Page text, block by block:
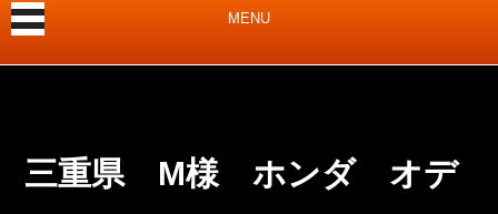
MENU
三重県 M様 ホンダ オデ